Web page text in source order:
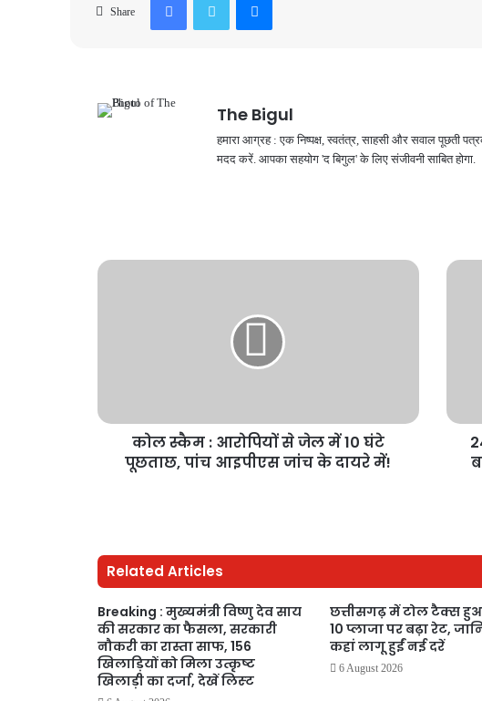
Share
The Bigul
हमारा आग्रह : एक निष्पक्ष, स्वतंत्र, साहसी और सवाल पूछती
मदद करें. आपका सहयोग 'द बिगुल' के लिए संजीवनी साबित होगा.
कोल स्कैम : आरोपियों से जेल में 10 घंटे
पूछताछ, पांच आइपीएस जांच के दायरे में!
Related Articles
Breaking : मुख्यमंत्री विष्णु देव साय
की सरकार का फैसला, सरकारी
नौकरी का रास्ता साफ, 156
खिलाड़ियों को मिला उत्कृष्ट
खिलाड़ी का दर्जा, देखें लिस्‍ट
छत्तीसगढ़ में टोल टैक्स
10 प्लाजा पर बढ़ा रेट,
कहां लागू हुईं नई दरें
6 August 2026